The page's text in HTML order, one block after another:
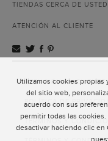
Utilizamos cookies propias
del sitio web,
acuerdo con sus
permitir todas las
desactivar haciendo clic en
TIENDAS CERCA DE USTED
ATENCIÓN AL CLIENTE
ATENCIÓN AL CLIENTE
POLÍTICA DE
TÉRMINOS Y